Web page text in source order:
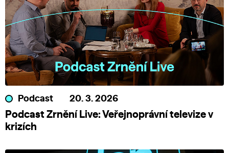
Podcast 20. 3. 2026
Podcast Zrnění Live: Veřejnoprávní televize v
krizích